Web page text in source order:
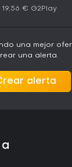
19,56 € G2Play
una mejor
una alerta.
alerta